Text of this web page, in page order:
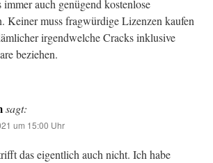
immer auch genügend kostenlose
Keiner muss fragwürdige Lizenzen kaufen
irgendwelche Cracks inklusive
beziehen.
sagt:
um 15:00 Uhr
das eigentlich auch nicht. Ich habe